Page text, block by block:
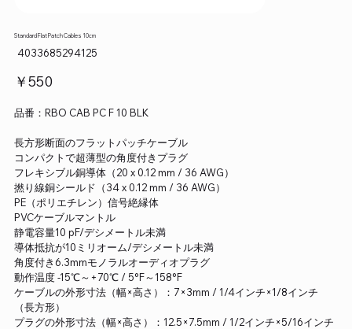
Standard Flat Patch Cables 10cm
SKU：
4033685294125
価
格
￥550
品番：RBO CAB PC F 10 BLK
長方形断面のフラットパッチケーブル
コンパクトで超薄型の角度付きプラグ
フレキシブル銅導体（20 x 0.12 mm / 36 AWG）
撚り線銅シールド（34 x 0.12 mm / 36 AWG）
PE（ポリエチレン）信号絶縁体
PVCケーブルマントル
静電容量10 pF/デシメートル未満
導体抵抗が10ミリオーム/デシメートル未満
角度付き6.3mmモノラルオーディオプラグ
動作温度 -15℃～+70℃ / 5°F～158°F
ケーブルの外形寸法（幅×高さ）：7×3mm / 1/4インチ×1/8インチ
（長方形）
プラグの外形寸法（幅×高さ）：12.5×7.5mm / 1/2インチ×5/16インチ